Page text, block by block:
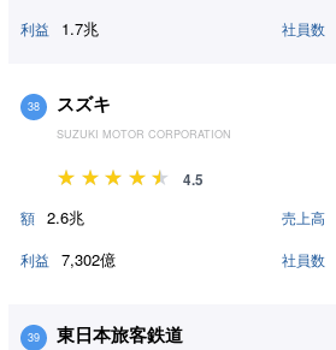
利益 1.7兆 社員数
38 スズキ
SUZUKI MOTOR CORPORATION
4.5
額 2.6兆 売上高
利益 7,302億 社員数
39 東日本旅客鉄道